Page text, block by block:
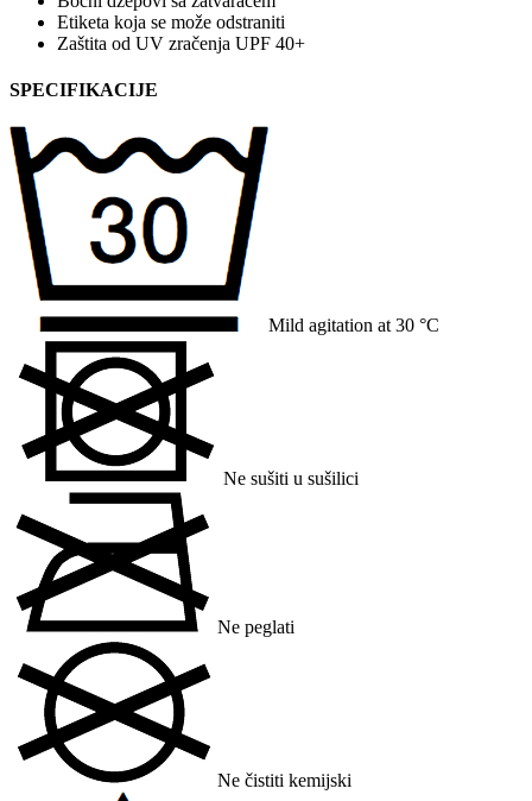
Etiketa koja se može odstraniti
Zaštita od UV zračenja UPF 40+
SPECIFIKACIJE
Mild agitation at 30 °C
Ne sušiti u sušilici
Ne peglati
Ne čistiti kemijski